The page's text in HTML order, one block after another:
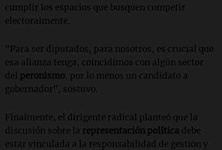
cumplir los espacios que busquen competir
electoralmente.
"Para ser diputados, para nosotros, es crucial que
esa alianza tenga, coincidimos con algún sector
del peronismo, por lo menos un candidato a
gobernador", sostuvo.
Finalmente, el dirigente radical planteó que la
discusión sobre la representación política debe
estar vinculada a la responsabilidad de gestión y